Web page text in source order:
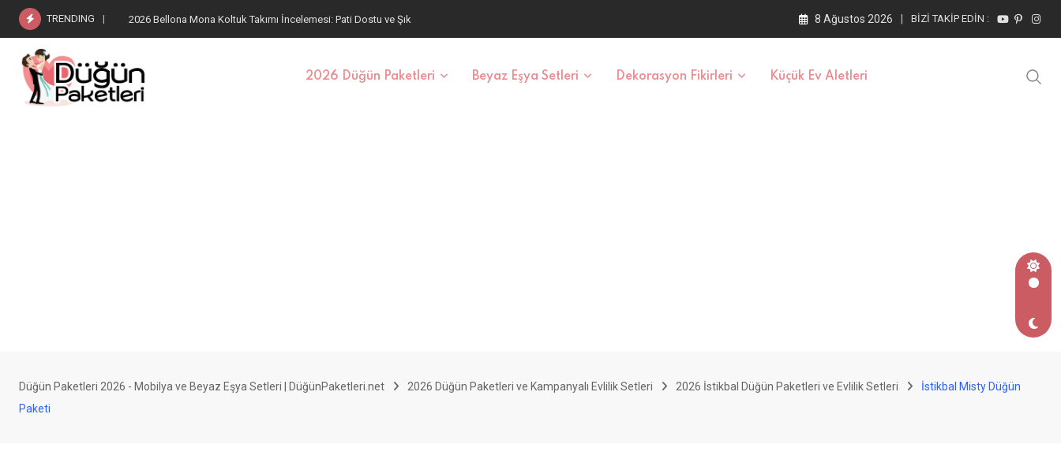
TRENDING 2026 Bellona Estella Koltuk Takımı: Pati Dostu Kumaş ve Fiyatlar 8 Ağustos 2026 BIZI TAKIP EDIN :
2026 Düğün Paketleri Beyaz Eşya Setleri Dekorasyon Fikirleri Küçük Ev Aletleri
Düğün Paketleri 2026 - Mobilya ve Beyaz Eşya Setleri | DüğünPaketleri.net 2026 Düğün Paketleri ve Kampanyalı Evlilik Setleri 2026 İstikbal Düğün Paketleri ve Evlilik Setleri
İstikbal Misty Düğün
Paketi